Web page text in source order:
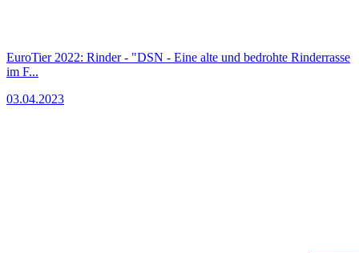
EuroTier 2022: Rinder - "DSN - Eine alte und bedrohte Rinderrasse
im F...
03.04.2023